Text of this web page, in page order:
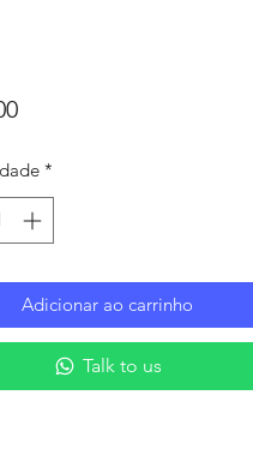
Preço
*
Adicionar ao carrinho
Talk to us